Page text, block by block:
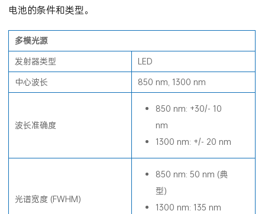
电池的条件和类型。
多模光源
发射器类型
LED
中心波长
850 nm, 1300 nm
波长准确度
850 nm: +30/- 10
nm
1300 nm: +/- 20 nm
光谱宽度 (FWHM)
850 nm: 50 nm (典
型)
1300 nm: 135 nm